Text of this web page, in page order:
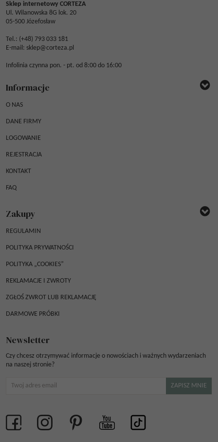
Sklep internetowy CORTEZA
Ul. Wilanowska 8G lok. 20
05-500 Józefosław
Tel.: (+48) 793 033 181
E-mail: sklep@corteza.pl
Infolinia czynna pon. - pt. od 8:00 do 16:00
Informacje
O NAS
DANE FIRMY
LOGOWANIE
REJESTRACJA
KONTAKT
FAQ
Zakupy
REGULAMIN
POLITYKA PRYWATNOŚCI
POLITYKA „COOKIES”
REKLAMACJE I ZWROTY
ZGŁOŚ ZWROT LUB REKLAMACJĘ
DARMOWE PRÓBKI
Newsletter
Czy chcesz otrzymywać informacje o nowościach i ważnych wydarzeniach
na naszej stronie?